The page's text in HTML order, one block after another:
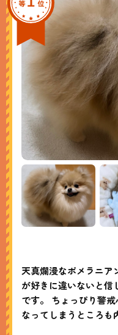
天真爛漫なポメラニア
が好きに違いないと信
です。 ちょっぴり警
なってしまうところも